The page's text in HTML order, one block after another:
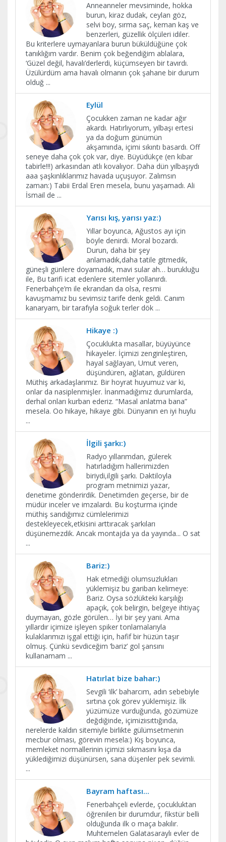
Anneanneler mevsiminde, hokka
burun, kiraz dudak, ceylan göz,
selvi boy, sırma saç, keman kaş ve
benzerleri, güzellik ölçüleri idiler.
Bu kriterlere uymayanlara burun büküldüğüne çok
tanıklığım vardır. Benim çok beğendiğim ablalara,
‘Güzel değil, havalı’derlerdi, küçümseyen bir tavırdı.
Üzülürdüm ama havalı olmanın çok şahane bir durum
olduğ ...
Eylül
Çocukken zaman ne kadar ağır
akardı. Hatırlıyorum, yılbaşı ertesi
ya da doğum günümün
akşamında, içimi sıkıntı basardı. Off
seneye daha çok çok var, diye. Büyüdükçe (en kibar
tabirle!!!) arkasından atlı kovalıyor. Daha dün yılbaşıydı
aaa şaşkınlıklarımız havada uçuşuyor. Zalımsın
zaman:) Tabii Erdal Eren mesela, bunu yaşamadı. Ali
İsmail de ...
Yarısı kış, yarısı yaz:)
Yıllar boyunca, Ağustos ayı için
böyle denirdi. Moral bozardı.
Durun, daha bir şey
anlamadık,daha tatile gitmedik,
güneşli günlere doyamadık, mavi sular ah… burukluğu
ile, Bu tarifi icat edenlere sitemler yollanırdı.
Fenerbahçe’m ile ekrandan da olsa, resmi
kavuşmamız bu sevimsiz tarife denk geldi. Canım
kanaryam, bir tarafıyla soğuk terler dök ...
Hikaye :)
Çocuklukta masallar, büyüyünce
hikayeler. İçimizi zenginleştiren,
hayal sağlayan, Umut veren,
düşündüren, ağlatan, güldüren
Müthiş arkadaşlarımız. Bir hoyrat huyumuz var ki,
onlar da nasiplenmişler. İnanmadığımız durumlarda,
derhal onları kurban ederiz. “Masal anlatma bana”
mesela. Oo hikaye, hikaye gibi. Dünyanın en iyi huylu
...
İlgili şarkı:)
Radyo yıllarımdan, gülerek
hatırladığım hallerimizden
biriydi,ilgili şarkı. Daktiloyla
program metnimizi yazar,
denetime gönderirdik. Denetimden geçerse, bir de
müdür inceler ve imzalardı. Bu koşturma içinde
müthiş sandığımız cümlelerimizi
destekleyecek,etkisini arttıracak şarkıları
düşünemezdik. Ancak montajda ya da yayında... O sat
...
Bariz:)
Hak etmediği olumsuzlukları
yüklemişiz bu gariban kelimeye:
Bariz. Oysa sözlükteki karşılığı
apaçık, çok belirgin, belgeye ihtiyaç
duymayan, gözle görülen… İyi bir şey yani. Ama
yıllardır içimize işleyen spiker tonlamalarıyla
kulaklarımızı işgal ettiği için, hafif bir hüzün taşır
olmuş. Çünkü sevdiceğim ‘bariz’ gol şansını
kullanamam ...
Hatırlat bize bahar:)
Sevgili ‘ilk’ baharcım, adın sebebiyle
sırtına çok görev yüklemişiz. İlk
yüzümüze vurduğunda, gözümüze
değdiğinde, içimiziısıttığında,
nerelerde kaldın sitemiyle birlikte gülümsetmenin
mecbur olması, görevin mesela:) Kış boyunca,
memleket normallerinin içimizi sıkmasını kışa da
yüklediğimizi düşünürsen, sana düşenler pek sevimli.
...
Bayram haftası...
Fenerbahçeli evlerde, çocukluktan
öğrenilen bir durumdur, fikstür belli
olduğunda ilk o maça bakılır.
Muhtemelen Galatasaraylı evler de